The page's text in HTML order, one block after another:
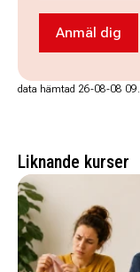
Anmäl
Anmäl dig
data hämtad 26-08-08
Liknande kurser